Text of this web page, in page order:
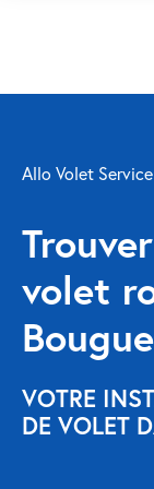
Volet roulant
Réparation
Volet roulant
Au-delà de la
Réparation store
Réparation
Allo Volet Service
volet
VOTRE
DE VOLET